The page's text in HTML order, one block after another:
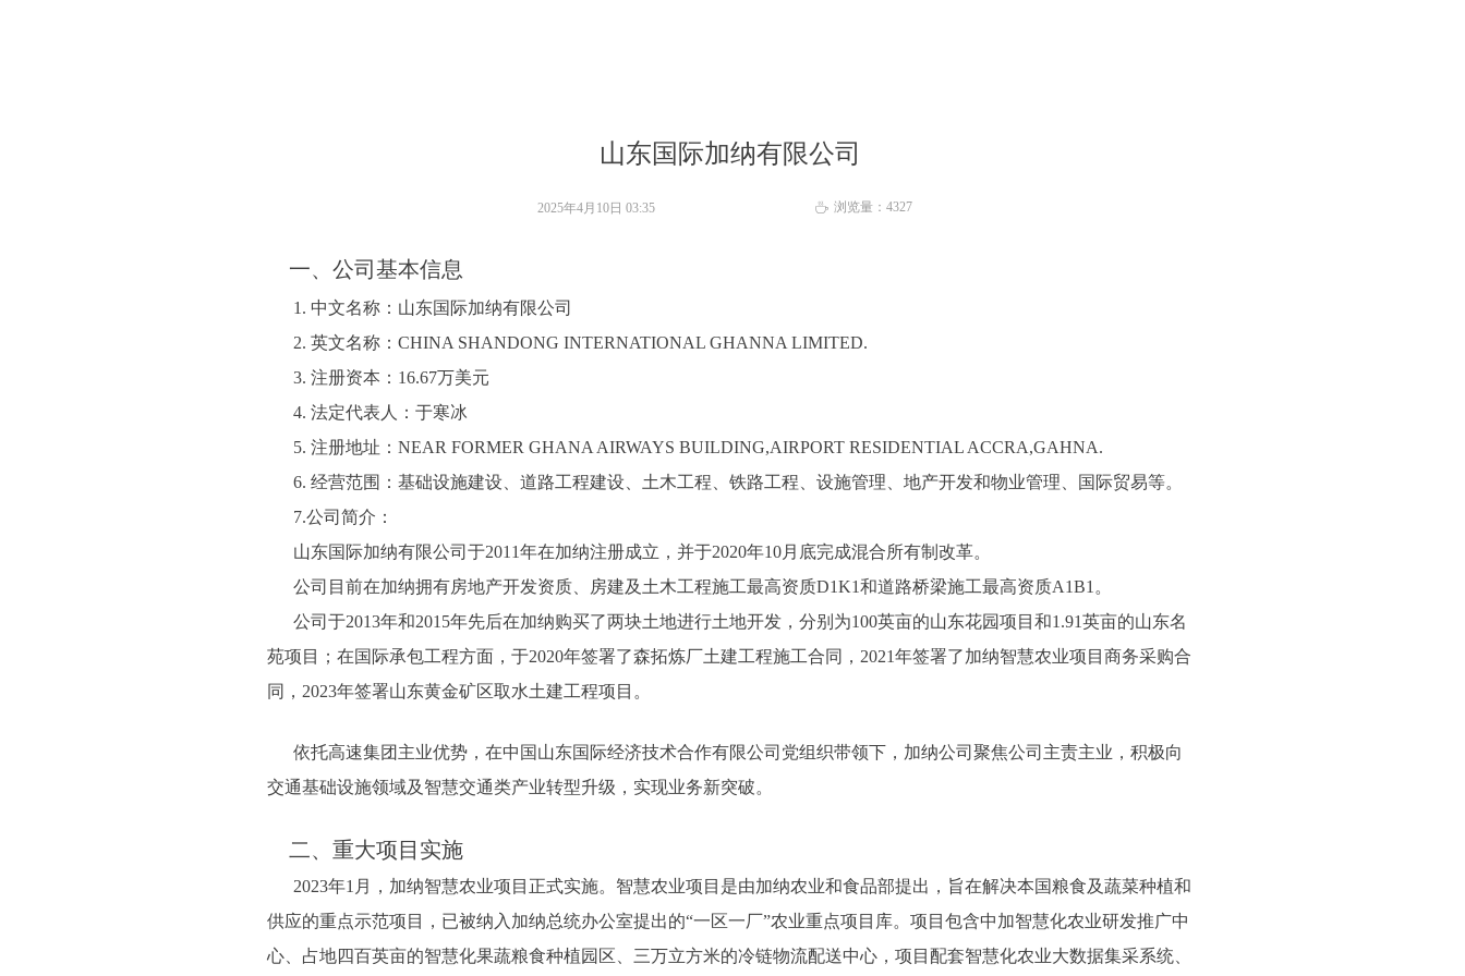
山东国际加纳有限公司
一、公司基本信息
1. 中文名称：山东国际加纳有限公司
2. 英文名称：CHINA SHANDONG INTERNATIONAL GHANNA LIMITED.
3. 注册资本：16.67万美元
4. 法定代表人：于寒冰
5. 注册地址：NEAR FORMER GHANA AIRWAYS BUILDING,AIRPORT RESIDENTIAL ACCRA,GAHNA.
6. 经营范围：基础设施建设、道路工程建设、土木工程、铁路工程、设施管理、地产开发和物业管理、国际贸易等。
7.公司简介：
山东国际加纳有限公司于2011年在加纳注册成立，并于2020年10月底完成混合所有制改革。
公司目前在加纳拥有房地产开发资质、房建及土木工程施工最高资质D1K1和道路桥梁施工最高资质A1B1。
公司于2013年和2015年先后在加纳购买了两块土地进行土地开发，分别为100英亩的山东花园项目和1.91英亩的山东名
苑项目；在国际承包工程方面，于2020年签署了森拓炼厂土建工程施工合同，2021年签署了加纳智慧农业项目商务采购合
同，2023年签署山东黄金矿区取水土建工程项目。
依托高速集团主业优势，在中国山东国际经济技术合作有限公司党组织带领下，加纳公司聚焦公司主责主业，积极向
交通基础设施领域及智慧交通类产业转型升级，实现业务新突破。
二、重大项目实施
2023年1月，加纳智慧农业项目正式实施。智慧农业项目是由加纳农业和食品部提出，旨在解决本国粮食及蔬菜种植和
供应的重点示范项目，已被纳入加纳总统办公室提出的“一区一厂”农业重点项目库。项目包含中加智慧化农业研发推广中
心、占地四百英亩的智慧化果蔬粮食种植园区、三万立方米的冷链物流配送中心，项目配套智慧化农业大数据集采系统、
2025年4月10日 03:35 ꄘ 浏览量： 4327